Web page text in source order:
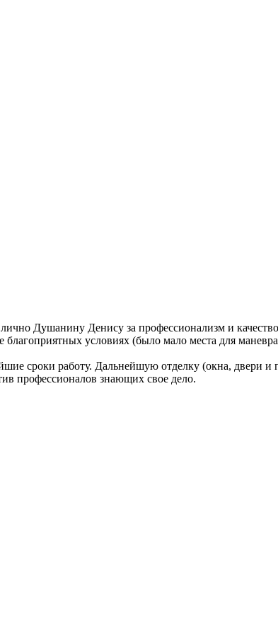
Душанину Денису за профессионализм и качество
условиях (было мало места для
сроки работу. Дальнейшую отделку (окна, двери и
профессионалов знающих свое дело.